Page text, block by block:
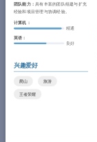
团队能力：具有丰富的团队组建与扩充
经验和项目管理与协调经验。
计算机：
精通
英语：
良好
兴趣爱好
爬山 旅游
王者荣耀